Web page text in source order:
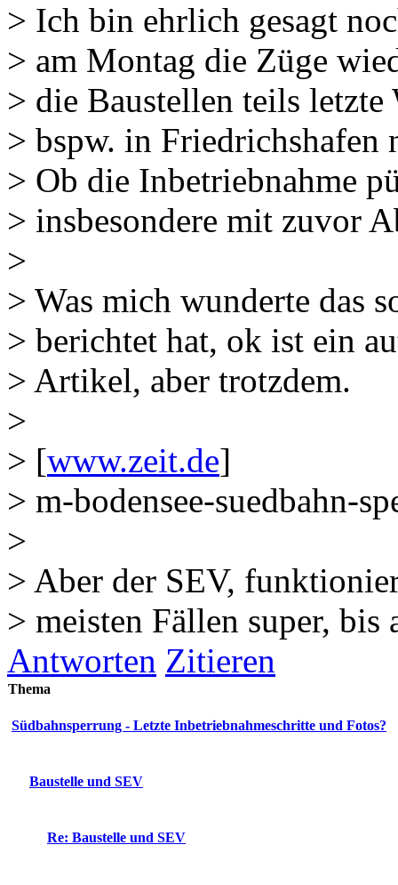
> Ich bin ehrlich gesagt
> am Montag die Züge
> die Baustellen teils letzte
> bspw. in Friedrichshafen
> Ob die Inbetriebnahme
> insbesondere mit zuvor
>
> Was mich wunderte das
> berichtet hat, ok ist ein
> Artikel, aber trotzdem.
>
> [www.zeit.de]
> m-bodensee-suedbahn-
>
> Aber der SEV,
> meisten Fällen super, bis
Antworten Zitieren
Thema
Südbahnsperrung - Letzte Inbetriebnahmeschritte und Fotos?
Baustelle und SEV
Re: Baustelle und SEV